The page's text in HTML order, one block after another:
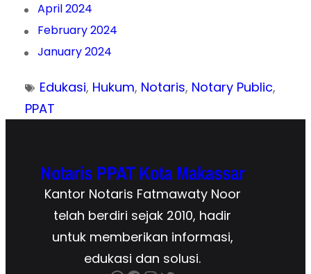
April 2024
February 2024
January 2024
Edukasi, Hukum, Notaris, Notary Public
PPAT
Notaris PPAT Kota Makassar
Kantor Notaris Fatmawaty Noor
telah berdiri sejak 2010, hadir
untuk memberikan informasi,
edukasi dan solusi.